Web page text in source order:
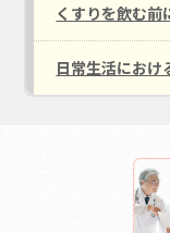
くすりを飲む前
日常生活におけ